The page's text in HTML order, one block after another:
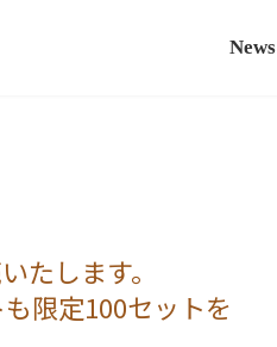
News
たします。
限定100セットを